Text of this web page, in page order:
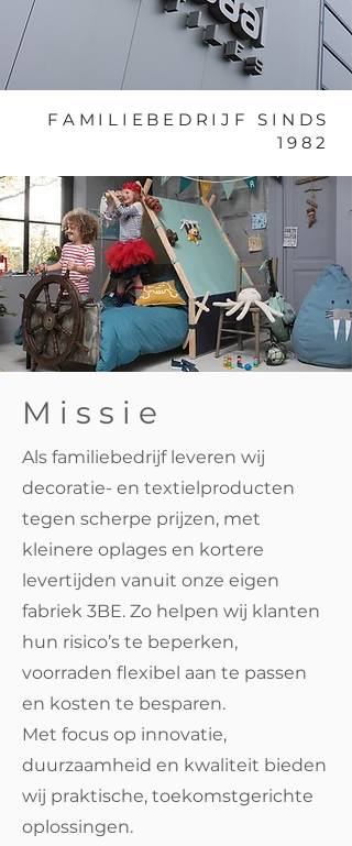
FAMILIEBEDRIJF SINDS
1982
Missie
Als familiebedrijf leveren wij
decoratie- en textielproducten
tegen scherpe prijzen, met
kleinere oplages en kortere
levertijden vanuit onze eigen
fabriek 3BE. Zo helpen wij klanten
hun risico’s te beperken,
voorraden flexibel aan te passen
en kosten te besparen.
Met focus op innovatie,
duurzaamheid en kwaliteit bieden
wij praktische, toekomstgerichte
oplossingen.